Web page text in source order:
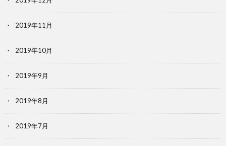
2019年11月
2019年10月
2019年9月
2019年8月
2019年7月